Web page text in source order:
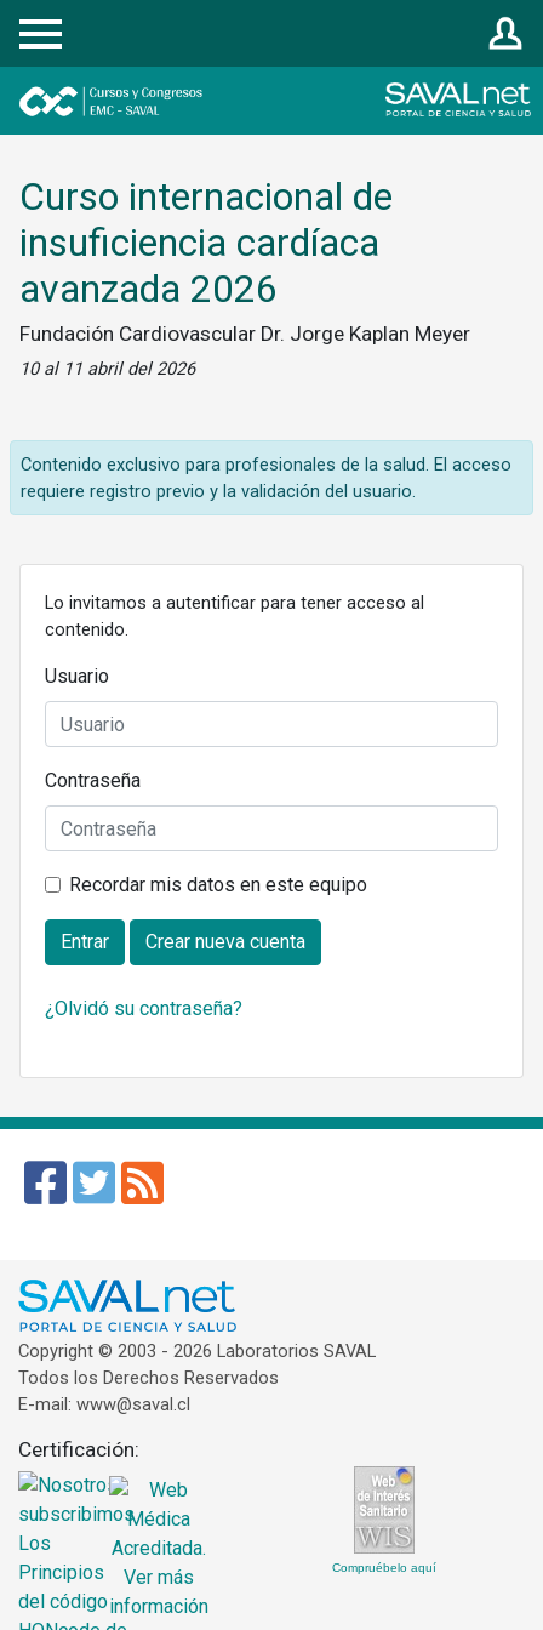
Registrarse
Curso internacional de
insuficiencia cardíaca
avanzada 2026
Fundación Cardiovascular Dr. Jorge Kaplan Meyer
10 al 11 abril del 2026
Contenido exclusivo para profesionales de la salud. El acceso
requiere registro previo y la validación del usuario.
Lo invitamos a autentificar para tener acceso al
contenido.
Usuario
Contraseña
Recordar mis datos en este equipo
Entrar Crear nueva cuenta
¿Olvidó su contraseña?
Copyright © 2003 - 2026 Laboratorios SAVAL
Todos los Derechos Reservados
E-mail: www@saval.cl
Certificación:
Compruébelo aquí